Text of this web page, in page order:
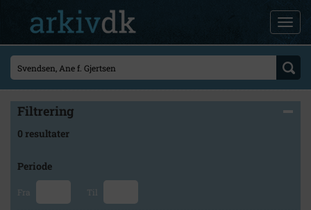
Filtrering
0 resultater
Periode
Fra Til